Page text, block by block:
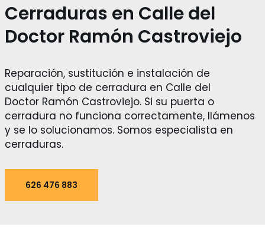
Cerraduras en Calle del
Doctor Ramón Castroviejo
Reparación, sustitución e instalación de
cualquier tipo de cerradura en Calle del
Doctor Ramón Castroviejo. Si su puerta o
cerradura no funciona correctamente, llámenos
y se lo solucionamos. Somos especialista en
cerraduras.
626 476 883